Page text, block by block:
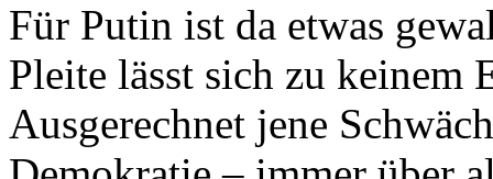
Für Putin ist da etwas
Pleite lässt sich zu keinem
Ausgerechnet jene